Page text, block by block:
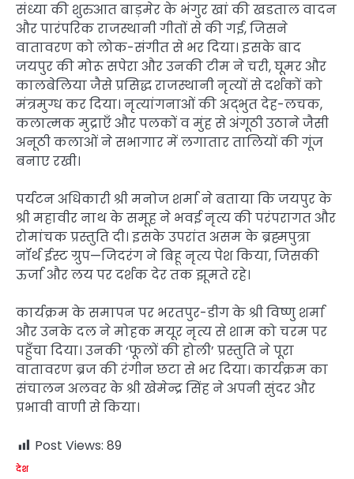
संध्या की शुरुआत बाड़मेर के भंगुर खां की खडताल वादन
और पारंपरिक राजस्थानी गीतों से की गई, जिसने
वातावरण को लोक-संगीत से भर दिया। इसके बाद
जयपुर की मोरू सपेरा और उनकी टीम ने चरी, घूमर और
कालबेलिया जैसे प्रसिद्ध राजस्थानी नृत्यों से दर्शकों को
मंत्रमुग्ध कर दिया। नृत्यांगनाओं की अद्भुत देह-लचक,
कलात्मक मुद्राएँ और पलकों व मुंह से अंगूठी उठाने जैसी
अनूठी कलाओं ने सभागार में लगातार तालियों की गूंज
बनाए रखी।
पर्यटन अधिकारी श्री मनोज शर्मा ने बताया कि जयपुर के
श्री महावीर नाथ के समूह ने भवई नृत्य की परंपरागत और
रोमांचक प्रस्तुति दी। इसके उपरांत असम के ब्रह्मपुत्रा
नॉर्थ ईस्ट ग्रुप—जिदरंग ने बिहू नृत्य पेश किया, जिसकी
ऊर्जा और लय पर दर्शक देर तक झूमते रहे।
कार्यक्रम के समापन पर भरतपुर-डीग के श्री विष्णु शर्मा
और उनके दल ने मोहक मयूर नृत्य से शाम को चरम पर
पहुँचा दिया। उनकी ‘फूलों की होली’ प्रस्तुति ने पूरा
वातावरण ब्रज की रंगीन छटा से भर दिया। कार्यक्रम का
संचालन अलवर के श्री खेमेन्द्र सिंह ने अपनी सुंदर और
प्रभावी वाणी से किया।
Post Views: 89
देश